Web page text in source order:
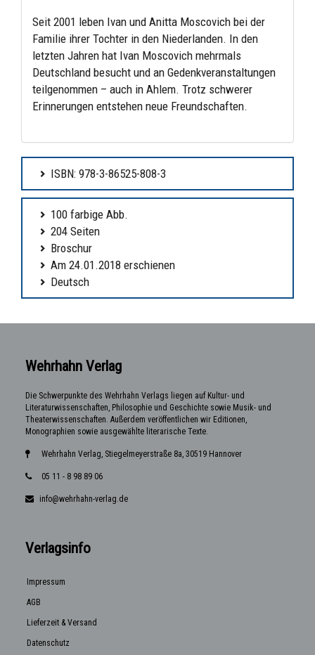
Seit 2001 leben Ivan und Anitta Moscovich bei der
Familie ihrer Tochter in den Niederlanden. In den
letzten Jahren hat Ivan Moscovich mehrmals
Deutschland besucht und an Gedenkveranstaltungen
teilgenommen – auch in Ahlem. Trotz schwerer
Erinnerungen entstehen neue Freundschaften.
ISBN: 978-3-86525-808-3
100 farbige Abb.
204 Seiten
Broschur
Am 24.01.2018 erschienen
Deutsch
Wehrhahn Verlag
Die Schwerpunkte des Wehrhahn Verlags liegen auf Kultur- und
Literaturwissenschaften, Philosophie und Geschichte sowie Musik- und
Theaterwissenschaften. Außerdem veröffentlichen wir Editionen,
Monographien sowie ausgewählte literarische Texte.
Wehrhahn Verlag, Stiegelmeyerstraße 8a, 30519 Hannover
05 11 - 8 98 89 06
info@wehrhahn-verlag.de
Verlagsinfo
Impressum
AGB
Lieferzeit & Versand
Datenschutz